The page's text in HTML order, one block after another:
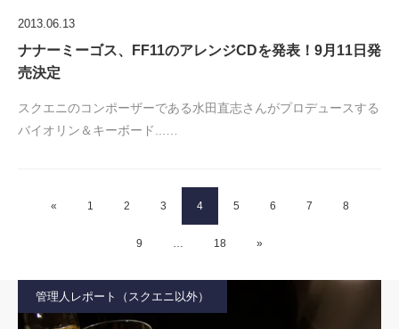
2013.06.13
ナナーミーゴス、FF11のアレンジCDを発表！9月11日発
売決定
スクエニのコンポーザーである水田直志さんがプロデュースする
バイオリン＆キーボード...…
« 1 2 3 4 5 6 7 8
9 … 18 »
管理人レポート（スクエニ以外）